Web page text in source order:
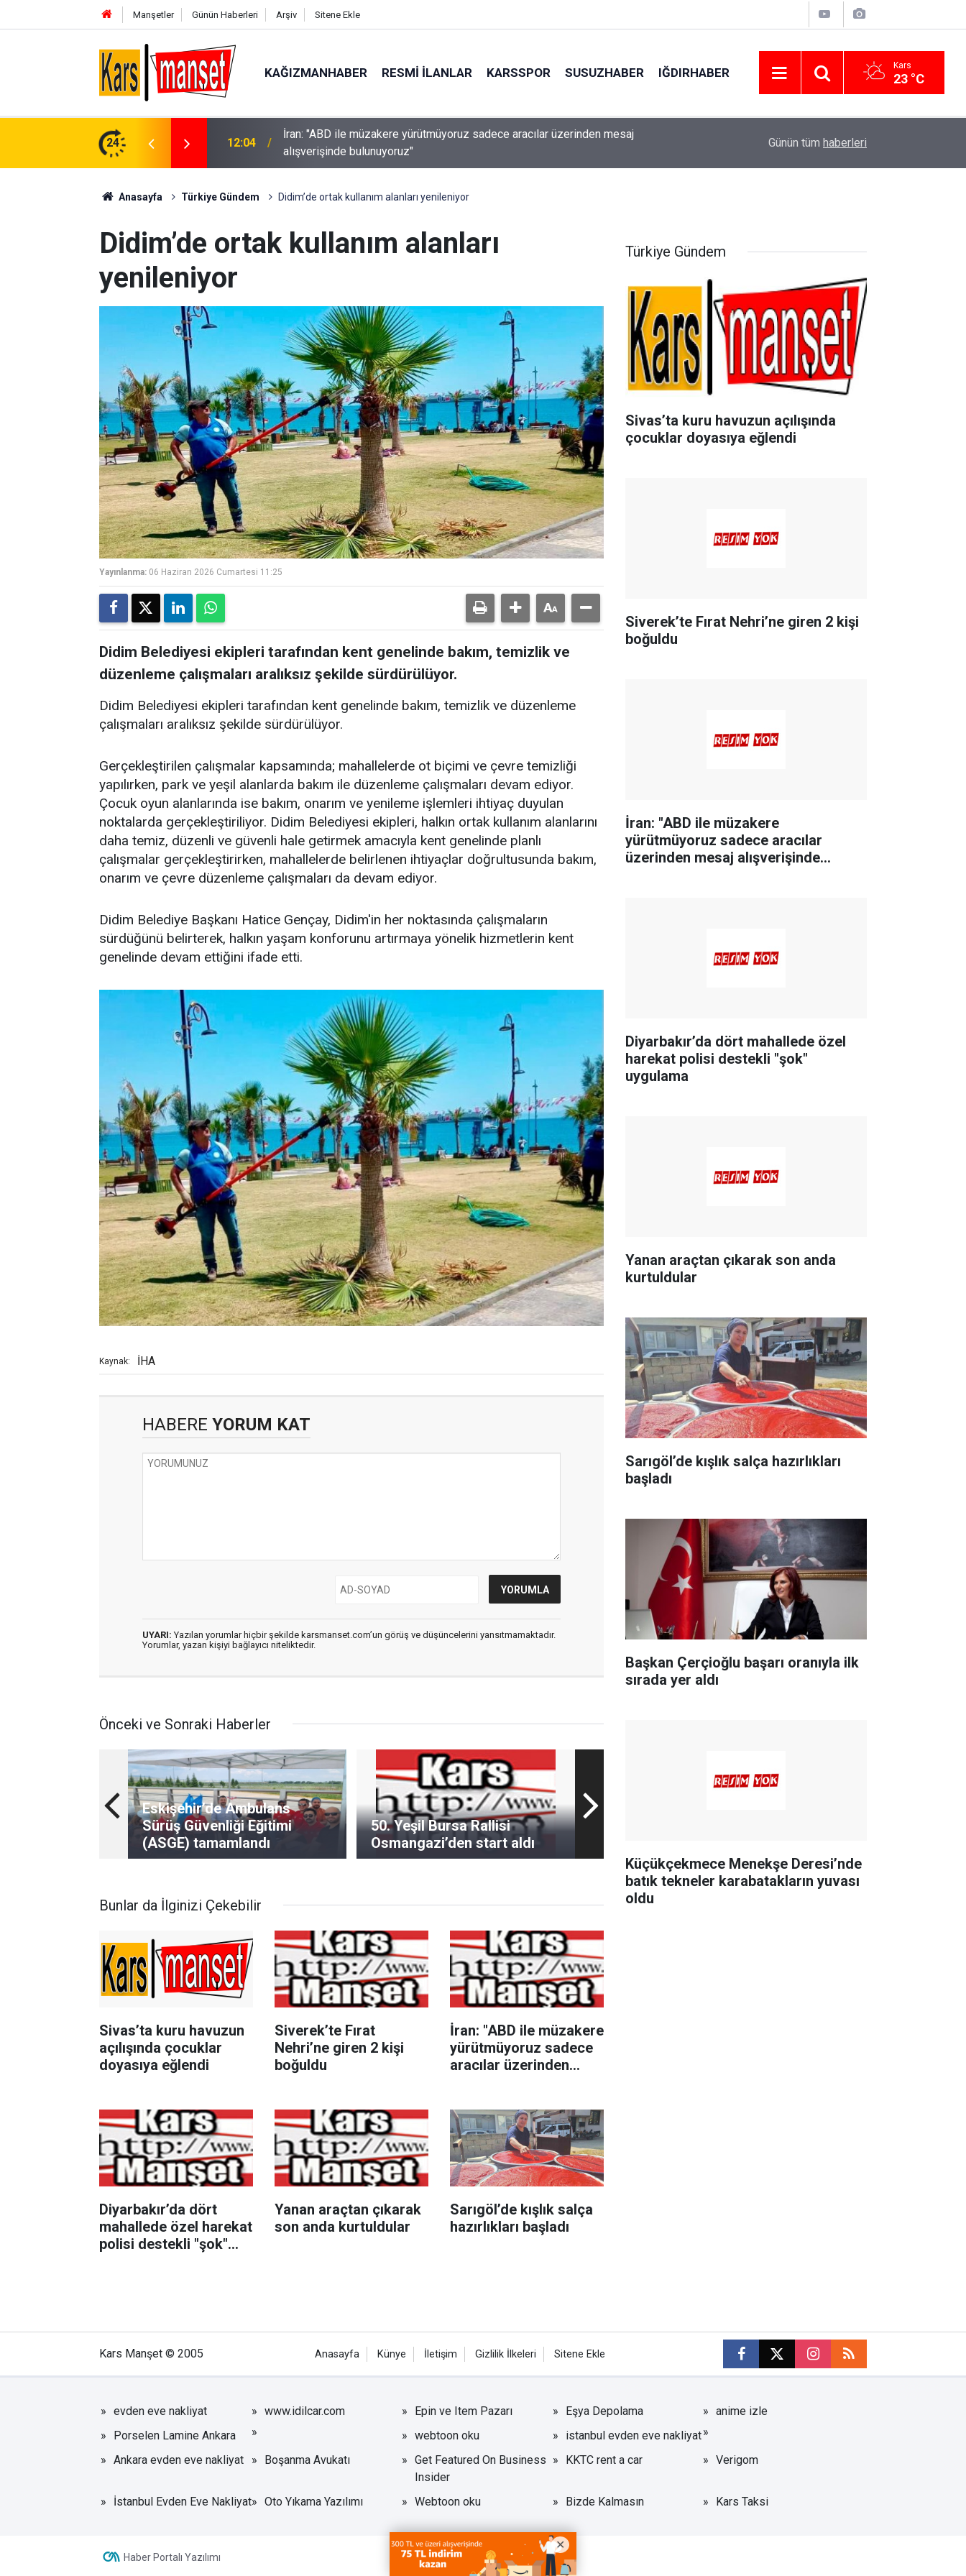
Manşetler Günün Haberleri Arşiv Sitene Ekle
KAĞIZMANHABER RESMI İLANLAR KARSSPOR SUSUZHABER IĞDIRHABER Kars
23 °C
24
sadece aracılar üzerinden mesaj
12:04 Diyarbakır’da dört mahallede özel harekat polisi destekli "şok" uygulama Yanan araçtan çıkarak son anda kurtuldular
Günün tüm haberleri
Anasayfa Türkiye Gündem Didim’de ortak kullanım alanları yenileniyor
Didim’de ortak kullanım alanları
yenileniyor
Yayınlanma: 06 Haziran 2026 Cumartesi 11:25
Didim Belediyesi ekipleri tarafından kent genelinde bakım, temizlik ve
düzenleme çalışmaları aralıksız şekilde sürdürülüyor.
Didim Belediyesi ekipleri tarafından kent genelinde bakım, temizlik ve düzenleme
çalışmaları aralıksız şekilde sürdürülüyor.
Gerçekleştirilen çalışmalar kapsamında; mahallelerde ot biçimi ve çevre temizliği
yapılırken, park ve yeşil alanlarda bakım ile düzenleme çalışmaları devam ediyor.
Çocuk oyun alanlarında ise bakım, onarım ve yenileme işlemleri ihtiyaç duyulan
noktalarda gerçekleştiriliyor. Didim Belediyesi ekipleri, halkın ortak kullanım alanlarını
daha temiz, düzenli ve güvenli hale getirmek amacıyla kent genelinde planlı
çalışmalar gerçekleştirirken, mahallelerde belirlenen ihtiyaçlar doğrultusunda bakım,
onarım ve çevre düzenleme çalışmaları da devam ediyor.
Didim Belediye Başkanı Hatice Gençay, Didim'in her noktasında çalışmaların
sürdüğünü belirterek, halkın yaşam konforunu artırmaya yönelik hizmetlerin kent
genelinde devam ettiğini ifade etti.
Kaynak: İHA
HABERE YORUM KAT
UYARI: Yazılan yorumlar hiçbir şekilde karsmanset.com’un görüş ve düşüncelerini yansıtmamaktadır.
Yorumlar, yazan kişiyi bağlayıcı niteliktedir.
Önceki ve Sonraki Haberler
Eskişehir’de Ambulans
Sürüş Güvenliği Eğitimi
(ASGE) tamamlandı
50. Yeşil Bursa Rallisi
Osmangazi’den start aldı
Bunlar da İlginizi Çekebilir
Sivas’ta kuru havuzun
açılışında çocuklar
doyasıya eğlendi
Siverek’te Fırat
Nehri’ne giren 2 kişi
boğuldu
İran: "ABD ile müzakere
yürütmüyoruz sadece
aracılar üzerinden
Diyarbakır’da dört
mahallede özel harekat
polisi destekli "şok"
Yanan araçtan çıkarak
son anda kurtuldular
Sarıgöl’de kışlık salça
hazırlıkları başladı
Türkiye Gündem
Sivas’ta kuru havuzun açılışında
çocuklar doyasıya eğlendi
Siverek’te Fırat Nehri’ne giren 2 kişi
boğuldu
İran: "ABD ile müzakere
yürütmüyoruz sadece aracılar
üzerinden mesaj alışverişinde
Diyarbakır’da dört mahallede özel
harekat polisi destekli "şok"
uygulama
Yanan araçtan çıkarak son anda
kurtuldular
Sarıgöl’de kışlık salça hazırlıkları
başladı
Başkan Çerçioğlu başarı oranıyla ilk
sırada yer aldı
Küçükçekmece Menekşe Deresi’nde
batık tekneler karabatakların yuvası
oldu
Kars Manşet © 2005 Anasayfa Künye İletişim Gizlilik İlkeleri Sitene Ekle
evden eve nakliyat www.idilcar.com Epin ve Item Pazarı Eşya Depolama
anime izle
Porselen Lamine Ankara
webtoon oku
istanbul evden eve nakliyat
Ankara evden eve nakliyat
Boşanma Avukatı
Get Featured On Business
Insider
KKTC rent a car Verigom
İstanbul Evden Eve Nakliyat Oto Yıkama Yazılımı Webtoon oku Bizde Kalmasın Kars Taksi
Haber Portalı Yazılımı